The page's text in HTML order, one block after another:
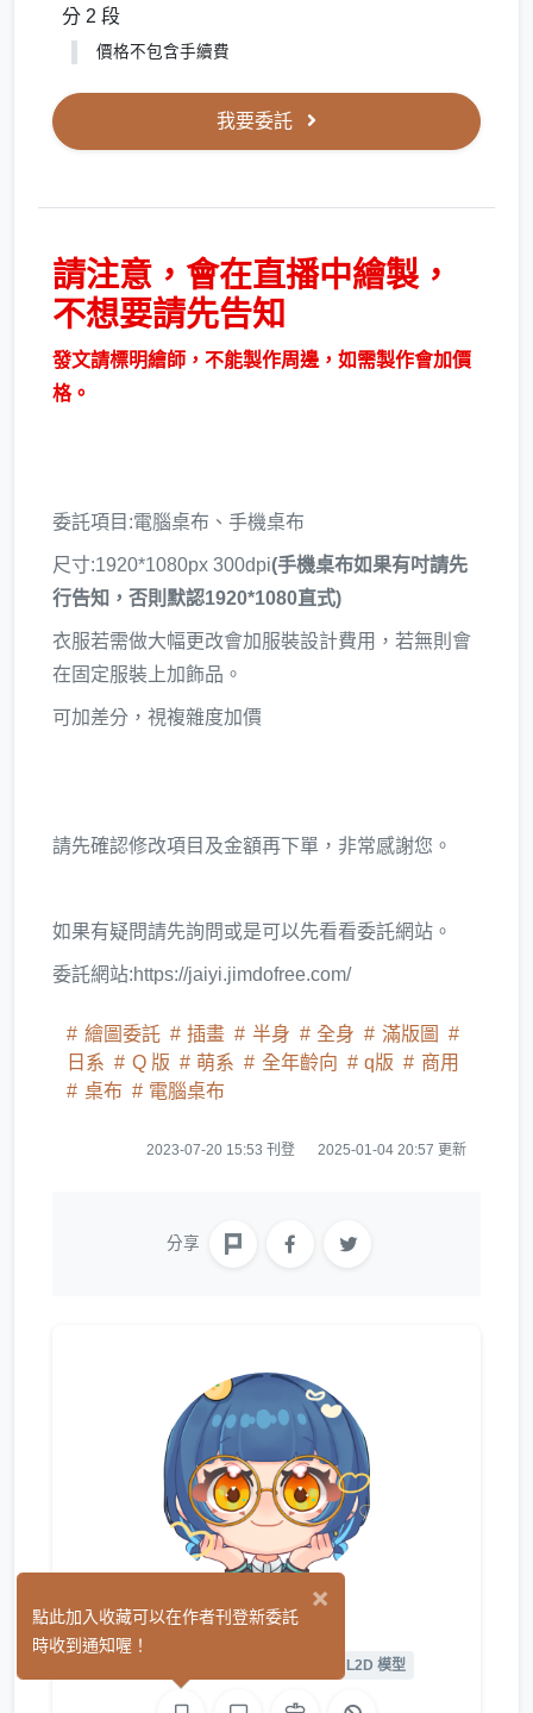
分 2 段
價格不包含手續費
我要委託
請注意，會在直播中繪製，
不想要請先告知
發文請標明繪師，不能製作周邊，如需製作會加價
格。
委託項目:電腦桌布、手機桌布
尺寸:1920*1080px 300dpi(手機桌布如果有吋請先
行告知，否則默認1920*1080直式)
衣服若需做大幅更改會加服裝設計費用，若無則會
在固定服裝上加飾品。
可加差分，視複雜度加價
請先確認修改項目及金額再下單，非常感謝您。
如果有疑問請先詢問或是可以先看看委託網站。
委託網站:https://jaiyi.jimdofree.com/
繪圖委託 插畫 半身 全身
滿版圖
日系
Q 版 萌系 全年齡向 q版
商用
桌布
電腦桌布
2023-07-20 15:53 刊登 2025-01-04 20:57 更新
分享
加一 (21)
L2D 模型
×
點此加入收藏可以在作者刊登新委託
時收到通知喔！